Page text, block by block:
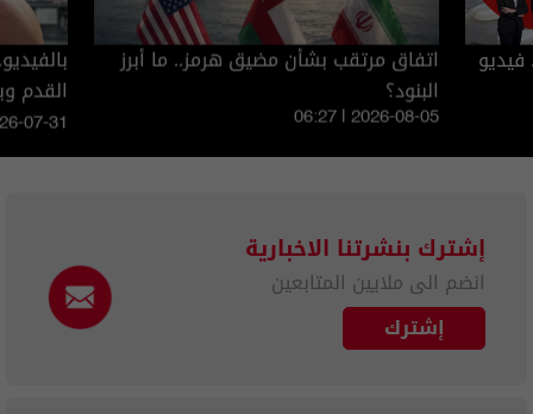
اتفاق مرتقب بشأن مضيق هرمز.. ما أبرز
البنود؟
06:27 | 2026-08-05
القدم
07-31
إشترك بنشرتنا الاخبارية
انضم الى ملايين المتابعين
إشترك